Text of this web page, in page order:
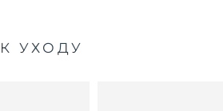
УХОДУ